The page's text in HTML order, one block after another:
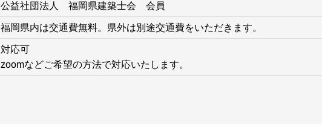
公益社団法人 福岡県建築士会 会員
福岡県内は交通費無料。県外は別途交通費をいただきます。
対応可
zoomなどご希望の方法で対応いたします。